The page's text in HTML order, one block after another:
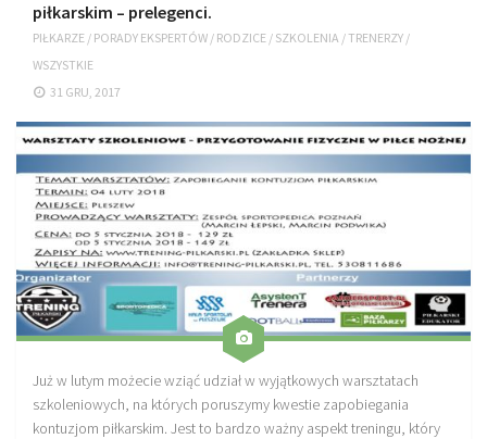
Plan treningowy “Piłkarski W-F w domu”
Poręcze do ćwiczeń PRO TRAINING
Drążki do ćwiczeń PRO TRAINING
PRODUKTY
Piłkarska Kuchnia
Poradnik Piłkarza
Zeszyt Trenera
Dziennik Piłkarza
Planer Trenera – dziennik, konspekty, notatki
Plany treningowe
piłkarskim – prelegenci.
PIŁKARZE / PORADY EKSPERTÓW / RODZICE / SZKOLENIA /TRENERZY /
WSZYSTKIE
31 GRU, 2017
Już w lutym możecie wziąć udział w wyjątkowych warsztatach
szkoleniowych, na których poruszymy kwestie zapobiegania
kontuzjom piłkarskim. Jest to bardzo ważny aspekt treningu, który